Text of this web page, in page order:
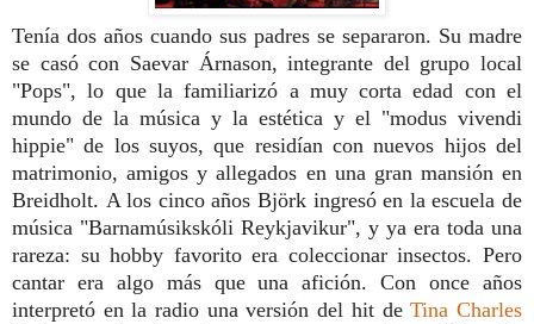
Tenía dos años cuando sus padres se separaron. Su madre
se casó con Saevar Árnason, integrante del grupo local
"Pops", lo que la familiarizó a muy corta edad con el
mundo de la música y la estética y el "modus vivendi
hippie" de los suyos, que residían con nuevos hijos del
matrimonio, amigos y allegados en una gran mansión en
Breidholt. A los cinco años Björk ingresó en la escuela de
música "Barnamúsikskóli Reykjavikur", y ya era toda una
rareza: su hobby favorito era coleccionar insectos. Pero
cantar era algo más que una afición. Con once años
interpretó en la radio una versión del hit deTina Charles